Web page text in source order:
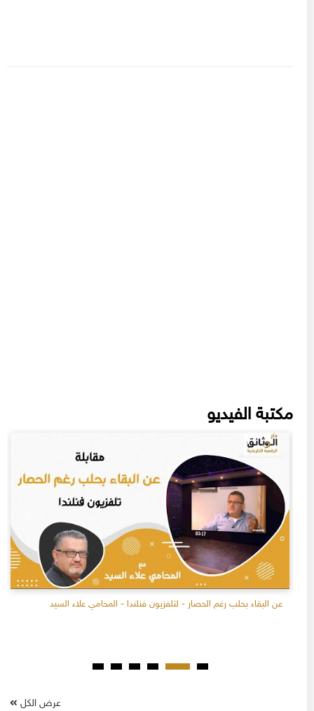
مكتبة الفيديو
عن البقاء بحلب رغم الحصار - لتلفزيون فنلندا - المحامي علاء السيد
عرض الكل